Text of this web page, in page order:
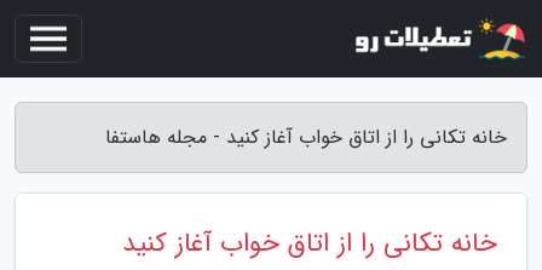
خانه تکانی را از اتاق خواب آغاز کنید - مجله هاستفا
خانه تکانی را از اتاق خواب آغاز کنید